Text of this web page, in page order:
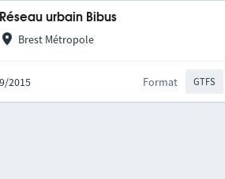
Réseau urbain Bibus
Brest Métropole
2015 Format GTFS